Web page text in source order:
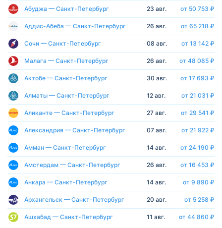
Абуджа — Санкт-Петербург 23 авг. от 50 753 ₽
Аддис-Абеба — Санкт-Петербург 26 авг. от 65 218 ₽
Сочи — Санкт-Петербург 08 авг. от 13 142 ₽
Малага — Санкт-Петербург 26 авг. от 48 085 ₽
Актобе — Санкт-Петербург 30 авг. от 17 693 ₽
Алматы — Санкт-Петербург 12 авг. от 21 031 ₽
Аликанте — Санкт-Петербург 27 авг. от 29 541 ₽
Александрия — Санкт-Петербург 07 авг. от 21 922 ₽
Амман — Санкт-Петербург 14 авг. от 24 190 ₽
Амстердам — Санкт-Петербург 26 авг. от 16 453 ₽
Анкара — Санкт-Петербург 14 авг. от 9 890 ₽
Архангельск — Санкт-Петербург 20 авг. от 5 258 ₽
Ашхабад — Санкт-Петербург 11 авг. от 44 860 ₽